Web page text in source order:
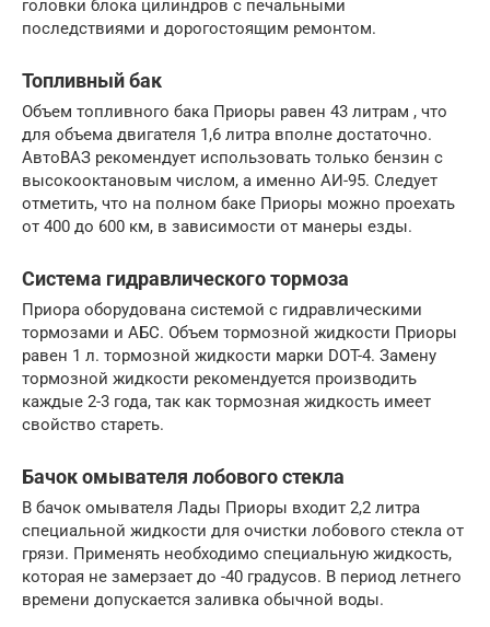
головки блока цилиндров с печальными
последствиями и дорогостоящим ремонтом.
Топливный бак
Объем топливного бака Приоры равен 43 литрам , что
для объема двигателя 1,6 литра вполне достаточно.
АвтоВАЗ рекомендует использовать только бензин с
высокооктановым числом, а именно АИ-95. Следует
отметить, что на полном баке Приоры можно проехать
от 400 до 600 км, в зависимости от манеры езды.
Система гидравлического тормоза
Приора оборудована системой с гидравлическими
тормозами и АБС. Объем тормозной жидкости Приоры
равен 1 л. тормозной жидкости марки DOT-4. Замену
тормозной жидкости рекомендуется производить
каждые 2-3 года, так как тормозная жидкость имеет
свойство стареть.
Бачок омывателя лобового стекла
В бачок омывателя Лады Приоры входит 2,2 литра
специальной жидкости для очистки лобового стекла от
грязи. Применять необходимо специальную жидкость,
которая не замерзает до -40 градусов. В период летнего
времени допускается заливка обычной воды.